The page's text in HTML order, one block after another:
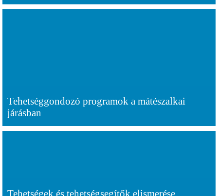
Tehetséggondozó programok a mátészalkai
járásban
Tehetségek és tehetségsegítők elismerése